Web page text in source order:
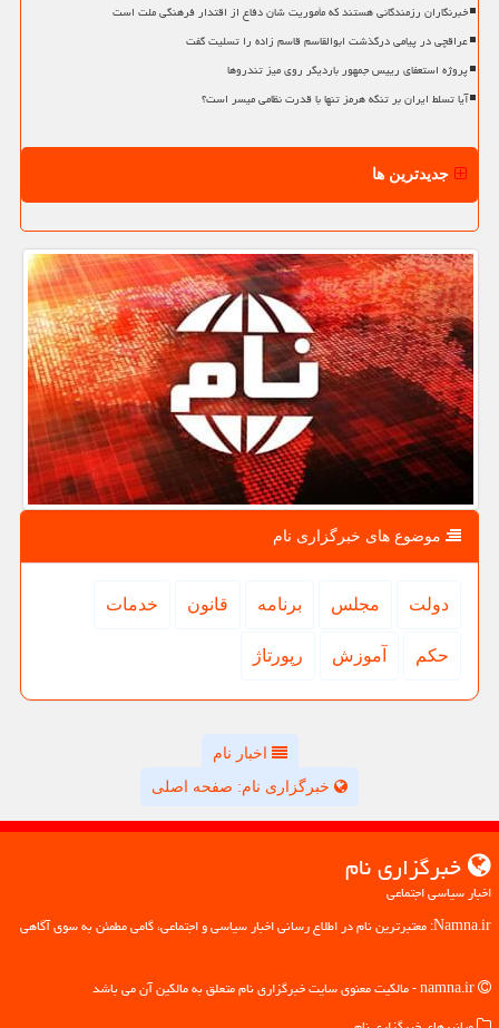
خبرنگاران رزمندگانی هستند که مأموریت شان دفاع از اقتدار فرهنگی ملت است
عراقچی در پیامی درگذشت ابوالقاسم قاسم زاده را تسلیت گفت
پروژه استعفای رییس جمهور باردیگر روی میز تندروها
آیا تسلط ایران بر تنگه هرمز تنها با قدرت نظامی میسر است؟
جدیدترین ها
موضوع های خبرگزاری نام
دولت مجلس برنامه قانون خدمات
حكم آموزش رپورتاژ
اخبار نام
خبرگزاری نام: صفحه اصلی
خبرگزاری نام
اخبار سیاسی اجتماعی
Namna.ir: معتبرترین نام در اطلاع رسانی اخبار سیاسی و اجتماعی، گامی مطمئن به سوی آگاهی